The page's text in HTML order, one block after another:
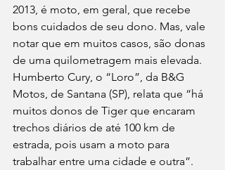
2013, é moto, em geral, que recebe
bons cuidados de seu dono. Mas, vale
notar que em muitos casos, são donas
de uma quilometragem mais elevada.
Humberto Cury, o “Loro”, da B&G
Motos, de Santana (SP), relata que “há
muitos donos de Tiger que encaram
trechos diários de até 100 km de
estrada, pois usam a moto para
trabalhar entre uma cidade e outra”.